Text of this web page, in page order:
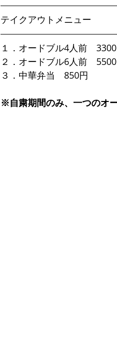
テイクアウトメニュー
１．オードブル4人前　
２．オードブル6人前　
３．中華弁当　850円
※自粛期間のみ、一つのオ